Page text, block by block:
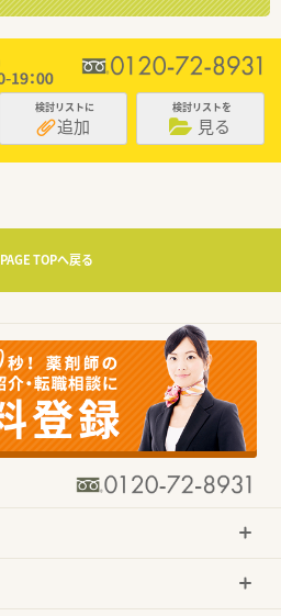
検討リストに
追加
検討リストを
見る
PAGE TOPへ戻る